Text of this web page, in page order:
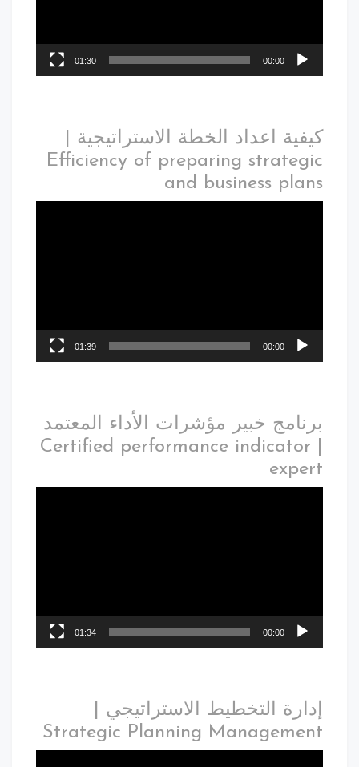
00:00
01:30
كيفية اعداد الخطة الاستراتيجية |
Efficiency of preparing strategic
and business plans
00:00
01:39
برنامج خبير مؤشرات الأداء المعتمد
| Certified performance indicator
expert
00:00
01:34
إدارة التخطيط الاستراتيجي |
Strategic Planning Management